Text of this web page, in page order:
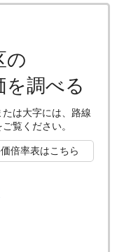
の
を調べる
は大字には、路線
覧ください。
倍率表はこちら